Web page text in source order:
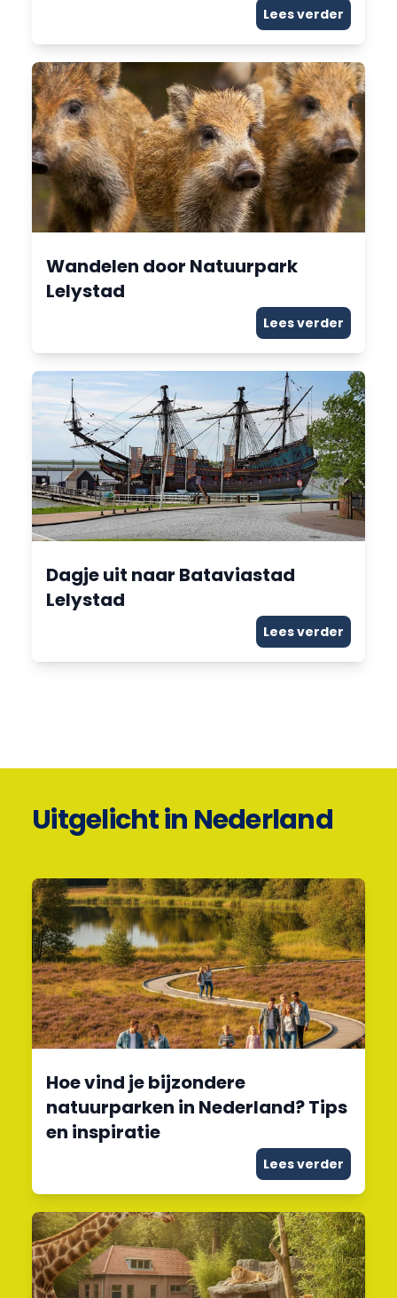
Lees verder
Wandelen door Natuurpark
Lelystad
Lees verder
Dagje uit naar Bataviastad
Lelystad
Lees verder
Uitgelicht in Nederland
Hoe vind je bijzondere
natuurparken in Nederland? Tips
en inspiratie
Lees verder